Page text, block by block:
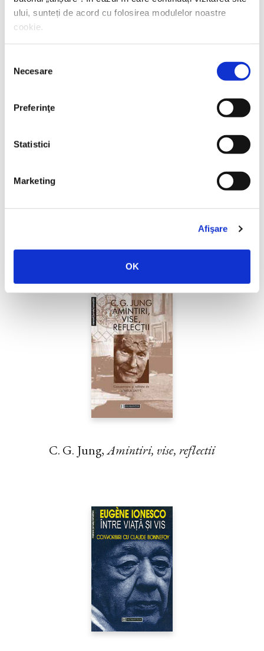
ului, sunteți de acord cu folosirea modulelor noastre
cookie.
consimțământului
Necesare
Preferinţe
Statistici
Marketing
Afişare
OK
Ernst Junger,
Amintiri, vise, reflectii
C. G. Jung,Amintiri, vise, reflectii